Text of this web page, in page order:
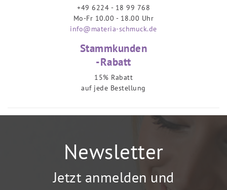
+49 6224 - 18 99 768
Mo-Fr 10.00 - 18.00 Uhr
info@materia-schmuck.de
Stammkunden
-Rabatt
15% Rabatt
auf jede Bestellung
Newsletter
Jetzt anmelden und